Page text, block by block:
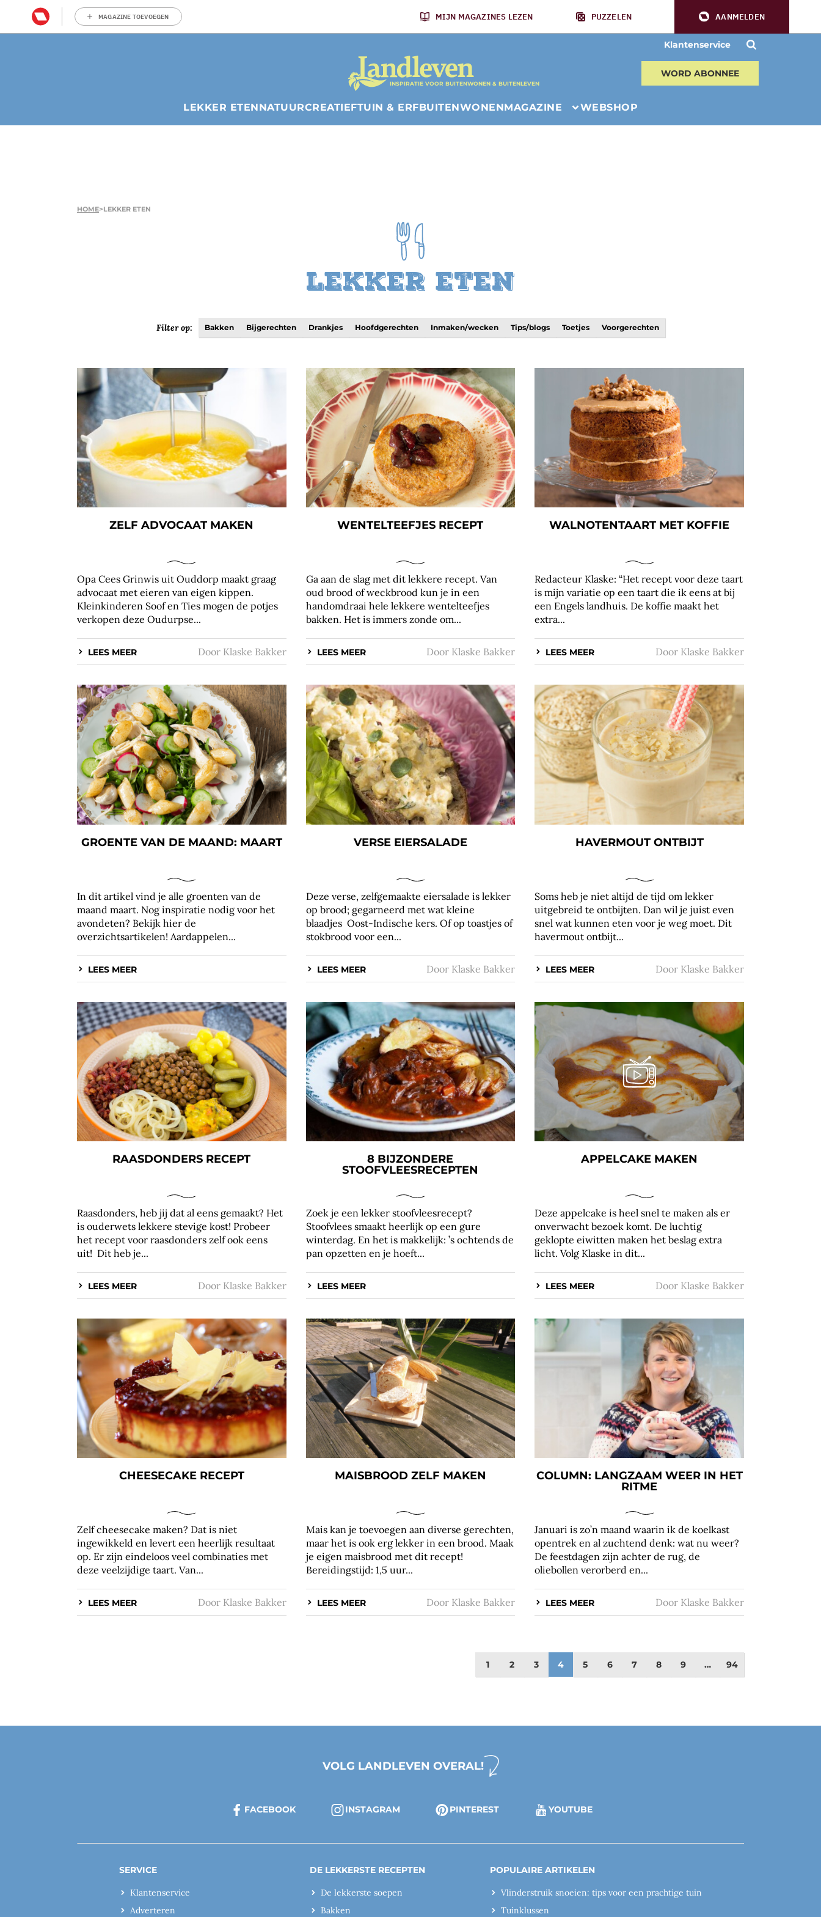
MAGAZINE TOEVOEGEN MIJN MAGAZINES LEZEN PUZZELEN AANMELDEN
Klantenservice
INSPIRATIE VOOR BUITENWONEN & BUITENLEVEN
WORD ABONNEE
LEKKER ETENNATUURCREATIEFTUIN & ERFBUITENWONENMAGAZINE WEBSHOP
HOME>LEKKER ETEN
Lekker eten
Filter op: Bakken Bijgerechten Drankjes Hoofdgerechten Inmaken/wecken Tips/blogs Toetjes Voorgerechten
ZELF ADVOCAAT MAKEN
Opa Cees Grinwis uit Ouddorp maakt graag
advocaat met eieren van eigen kippen.
Kleinkinderen Soof en Ties mogen de potjes
verkopen deze Oudurpse...
LEES MEER Door Klaske Bakker
WENTELTEEFJES RECEPT
Ga aan de slag met dit lekkere recept. Van
oud brood of weckbrood kun je in een
handomdraai hele lekkere wentelteefjes
bakken. Het is immers zonde om...
LEES MEER Door Klaske Bakker
WALNOTENTAART MET KOFFIE
Redacteur Klaske: “Het recept voor deze taart
is mijn variatie op een taart die ik eens at bij
een Engels landhuis. De koffie maakt het
extra...
LEES MEER Door Klaske Bakker
GROENTE VAN DE MAAND: MAART
In dit artikel vind je alle groenten van de
maand maart. Nog inspiratie nodig voor het
avondeten? Bekijk hier de
overzichtsartikelen! Aardappelen...
LEES MEER
VERSE EIERSALADE
Deze verse, zelfgemaakte eiersalade is lekker
op brood; gegarneerd met wat kleine
blaadjes Oost-Indische kers. Of op toastjes of
stokbrood voor een...
LEES MEER Door Klaske Bakker
HAVERMOUT ONTBIJT
Soms heb je niet altijd de tijd om lekker
uitgebreid te ontbijten. Dan wil je juist even
snel wat kunnen eten voor je weg moet. Dit
havermout ontbijt...
LEES MEER Door Klaske Bakker
RAASDONDERS RECEPT
Raasdonders, heb jij dat al eens gemaakt? Het
is ouderwets lekkere stevige kost! Probeer
het recept voor raasdonders zelf ook eens
uit! Dit heb je...
LEES MEER Door Klaske Bakker
8 BIJZONDERE
STOOFVLEESRECEPTEN
Zoek je een lekker stoofvleesrecept?
Stoofvlees smaakt heerlijk op een gure
winterdag. En het is makkelijk: ’s ochtends de
pan opzetten en je hoeft...
LEES MEER
APPELCAKE MAKEN
Deze appelcake is heel snel te maken als er
onverwacht bezoek komt. De luchtig
geklopte eiwitten maken het beslag extra
licht. Volg Klaske in dit...
LEES MEER Door Klaske Bakker
CHEESECAKE RECEPT
Zelf cheesecake maken? Dat is niet
ingewikkeld en levert een heerlijk resultaat
op. Er zijn eindeloos veel combinaties met
deze veelzijdige taart. Van...
LEES MEER Door Klaske Bakker
MAISBROOD ZELF MAKEN
Mais kan je toevoegen aan diverse gerechten,
maar het is ook erg lekker in een brood. Maak
je eigen maisbrood met dit recept!
Bereidingstijd: 1,5 uur...
LEES MEER Door Klaske Bakker
COLUMN: LANGZAAM WEER IN HET
RITME
Januari is zo’n maand waarin ik de koelkast
opentrek en al zuchtend denk: wat nu weer?
De feestdagen zijn achter de rug, de
oliebollen verorberd en...
LEES MEER Door Klaske Bakker
1 2 3 4 5 6 7 8 9 … 94
VOLG LANDLEVEN OVERAL!
FACEBOOK INSTAGRAM PINTEREST YOUTUBE
SERVICE
Klantenservice
Adverteren
DE LEKKERSTE RECEPTEN
De lekkerste soepen
Bakken
POPULAIRE ARTIKELEN
Vlinderstruik snoeien: tips voor een prachtige tuin
Tuinklussen